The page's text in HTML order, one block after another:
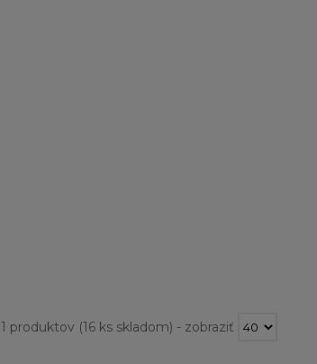
1 produktov (16 ks skladom) - zobraziť